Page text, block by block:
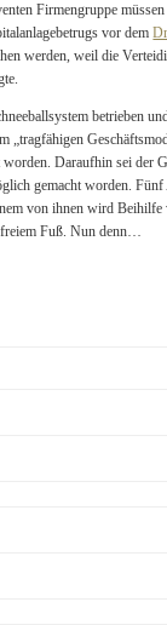
Firmengruppe
vor dem
werden, weil die
betrieben
„tragfähigen
Daraufhin sei der
gemacht worden.
von ihnen wird
freiem Fuß. Nun denn…